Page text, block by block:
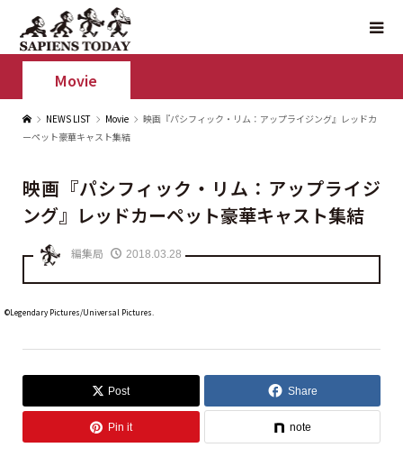
Movie
NEWS LIST Movie
映画『パシフィック・リム：アップライジング』レッドカ
ーペット豪華キャスト集結
映画『パシフィック・リム：アップライジ
ング』レッドカーペット豪華キャスト集結
編集局 2018.03.28
©Legendary Pictures/Universal Pictures.
Post Share
Pin it note